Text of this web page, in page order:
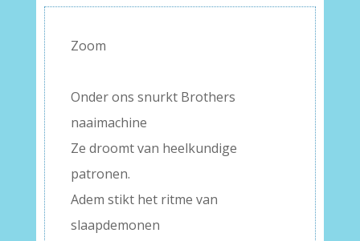
Zoom
Onder ons snurkt Brothers
naaimachine
Ze droomt van heelkundige
patronen.
Adem stikt het ritme van
slaapdemonen